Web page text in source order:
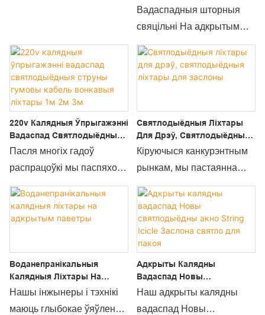
Icicle воданепранікальнай
ліхтары для калядных
казачных ліхтароў. У
вобласці (-ах) калядных
агнёў прадукт шырока
прызнаны.
Адкрытым Паветры
Кітая | Венда Дэко
Вадаспадныя шторныя
свяцільні На адкрытым
паветры ледзяныя агні у
параўнанні з аналагічнымі
прадуктамі на рынку, яны
выдатныя перавагі з
пункту гледжання
прадукцыйнасці, якасці,
вонкавага выгляду і г.д., і
карыстаюцца добрай
рэпутацыяй на рынку.
Wenda Deco абагульняе
дэфекты мінулых
прадуктаў і пастаянна
ўдасканальвае іх.
Тэхнічныя характарыстыкі
вадаспаду штор для
вонкавых ліхтароў можна
220v Калядныя Ўпрыгажэнні
Вадаспад Святлодыёдныя
Струны Гумовы Кабель
Пасля многіх гадоў
распрацоўкі мы паспяхова
распрацавалі найбольш
эфектыўныя метады і
ўмелі прымяняць іх у
Сцэнарыі яго прымянення
былі пашыраны да
святочнага асвятлення
Святлодыёдныя Ліхтары
Для Дрэў, Святлодыёдныя
Ліхтары Для Заслоны
Кіруючыся канкурэнтным
рынкам, мы пастаянна
ўдасканальваем тэхніку
для забеспячэння
высакаякаснай
вытворчасці
святлодыёдных ліхтароў
для дрэў з падаючай
Воданепранікальныя
Калядныя Ліхтары На
Адкрытым Паветры
Нашы інжынеры і тэхнікі
маюць глыбокае ўяўленне
Адкрыты Калядны
Вадаспад Новы
Святлодыёдны Акно String
Наш адкрыты калядны
вадаспад Новы